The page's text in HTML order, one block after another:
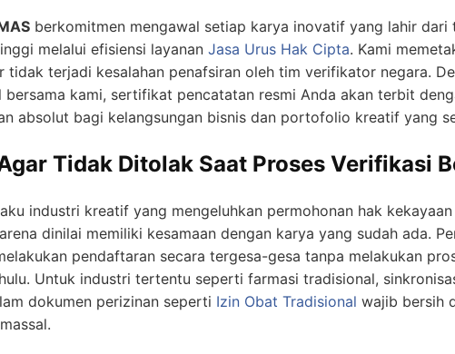
berkomitmen mengawal setiap karya inovatif yang lahir dari
melalui efisiensi layanan Jasa Urus Hak Cipta. Kami
tidak terjadi kesalahan penafsiran oleh tim verifikator negara.
bersama kami, sertifikat pencatatan resmi Anda akan terbit
absolut bagi kelangsungan bisnis dan portofolio kreatif yang
Tidak Ditolak Saat Proses Verifikasi
industri kreatif yang mengeluhkan permohonan hak
dinilai memiliki kesamaan dengan karya yang sudah ada.
pendaftaran secara tergesa-gesa tanpa melakukan
Untuk industri tertentu seperti farmasi tradisional,
dokumen perizinan seperti Izin Obat Tradisional wajib bersih